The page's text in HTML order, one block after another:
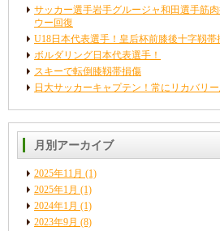
サッカー選手岩手グルージャ和田選手筋
ウー回復
U18日本代表選手！皇后杯前膝後十字靱帯
ボルダリング日本代表選手！
スキーで転倒膝靱帯損傷
日大サッカーキャプテン！常にリカバリ
月別アーカイブ
2025年11月 (1)
2025年1月 (1)
2024年1月 (1)
2023年9月 (8)